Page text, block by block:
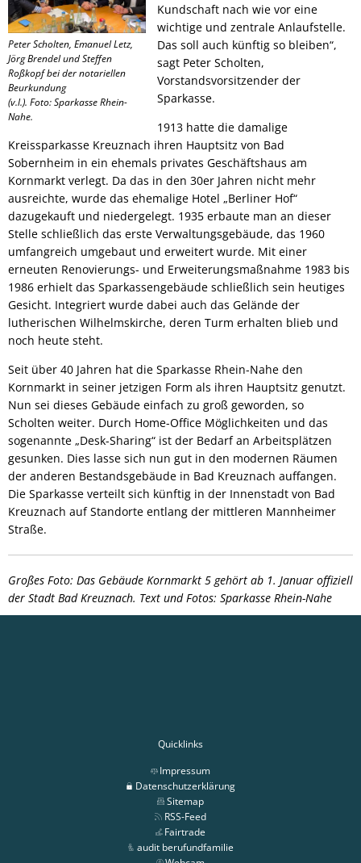
Peter Scholten, Emanuel Letz,
Jörg Brendel und Steffen
Roßkopf bei der notariellen
Beurkundung
(v.l.). Foto: Sparkasse Rhein-
Nahe.
Kundschaft nach wie vor eine
wichtige und zentrale Anlaufstelle.
Das soll auch künftig so bleiben“,
sagt Peter Scholten,
Vorstandsvorsitzender der
Sparkasse.
1913 hatte die damalige
Kreissparkasse Kreuznach ihren Hauptsitz von Bad
Sobernheim in ein ehemals privates Geschäftshaus am
Kornmarkt verlegt. Da das in den 30er Jahren nicht mehr
ausreichte, wurde das ehemalige Hotel „Berliner Hof“
dazugekauft und niedergelegt. 1935 erbaute man an dieser
Stelle schließlich das erste Verwaltungsgebäude, das 1960
umfangreich umgebaut und erweitert wurde. Mit einer
erneuten Renovierungs- und Erweiterungsmaßnahme 1983 bis
1986 erhielt das Sparkassengebäude schließlich sein heutiges
Gesicht. Integriert wurde dabei auch das Gelände der
lutherischen Wilhelmskirche, deren Turm erhalten blieb und
noch heute steht.
Seit über 40 Jahren hat die Sparkasse Rhein-Nahe den
Kornmarkt in seiner jetzigen Form als ihren Hauptsitz genutzt.
Nun sei dieses Gebäude einfach zu groß geworden, so
Scholten weiter. Durch Home-Office Möglichkeiten und das
sogenannte „Desk-Sharing“ ist der Bedarf an Arbeitsplätzen
gesunken. Dies lasse sich nun gut in den modernen Räumen
der anderen Bestandsgebäude in Bad Kreuznach auffangen.
Die Sparkasse verteilt sich künftig in der Innenstadt von Bad
Kreuznach auf Standorte entlang der mittleren Mannheimer
Straße.
Großes Foto: Das Gebäude Kornmarkt 5 gehört ab 1. Januar offiziell
der Stadt Bad Kreuznach. Text und Fotos: Sparkasse Rhein-Nahe
Quicklinks
Impressum
Datenschutzerklärung
Sitemap
RSS-Feed
Fairtrade
audit berufundfamilie